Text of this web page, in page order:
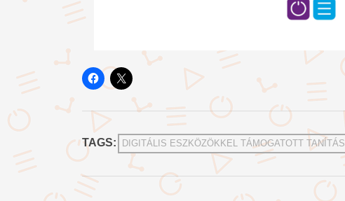
TAGS: DIGITÁLIS ESZKÖZÖKKEL TÁMOGATOTT TANÍTÁS